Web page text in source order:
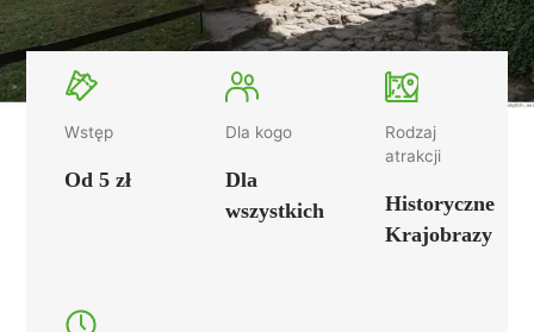
Wstęp
Od 5 zł
Dla kogo
Dla
wszystkich
Rodzaj
atrakcji
Historyczne
Krajobrazy